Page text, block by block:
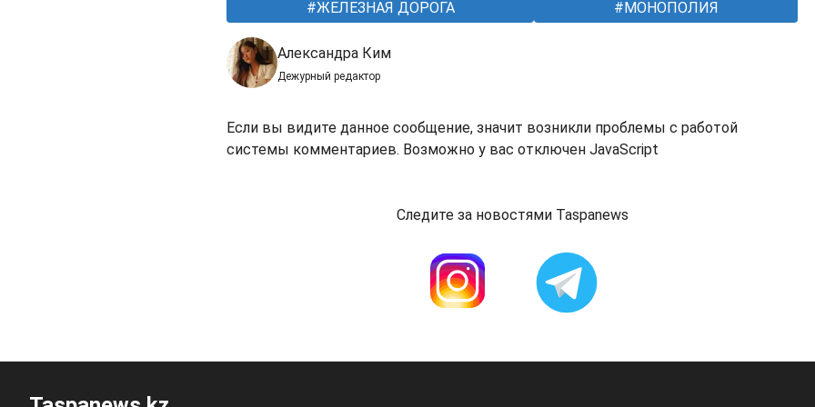
ЖЕЛЕЗНАЯ ДОРОГА
МОНОПОЛИЯ
Александра Ким
Дежурный редактор
Если вы видите данное сообщение, значит возникли проблемы с работой
системы комментариев. Возможно у вас отключен JavaScript
Следите за новостями Taspanews